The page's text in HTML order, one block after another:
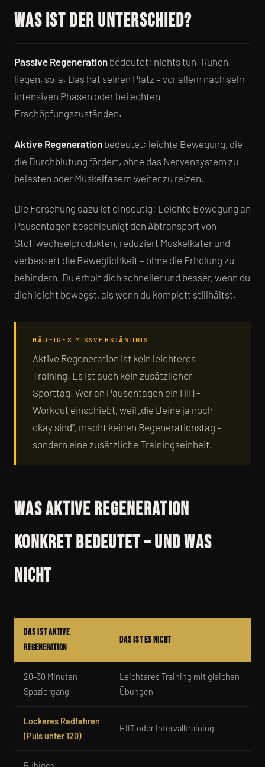
was ist der Unterschied?
Passive Regeneration bedeutet: nichts tun. Ruhen,
liegen, sofa. Das hat seinen Platz – vor allem nach sehr
intensiven Phasen oder bei echten
Erschöpfungszuständen.
Aktive Regeneration bedeutet: leichte Bewegung, die
die Durchblutung fördert, ohne das Nervensystem zu
belasten oder Muskelfasern weiter zu reizen.
Die Forschung dazu ist eindeutig: Leichte Bewegung an
Pausentagen beschleunigt den Abtransport von
Stoffwechselprodukten, reduziert Muskelkater und
verbessert die Beweglichkeit – ohne die Erholung zu
behindern. Du erholt dich schneller und besser, wenn du
dich leicht bewegst, als wenn du komplett stillhältst.
HÄUFIGES MISSVERSTÄNDNIS
Aktive Regeneration ist kein leichteres
Training. Es ist auch kein zusätzlicher
Sporttag. Wer an Pausentagen ein HIIT-
Workout einschiebt, weil „die Beine ja noch
okay sind", macht keinen Regenerationstag –
sondern eine zusätzliche Trainingseinheit.
Was aktive Regeneration
konkret bedeutet – und was
nicht
Das ist aktive
Regeneration
Das ist es nicht
20–30 Minuten
Spaziergang
Leichteres Training mit gleichen
Übungen
Lockeres Radfahren
(Puls unter 120)
HIIT oder Intervalltraining